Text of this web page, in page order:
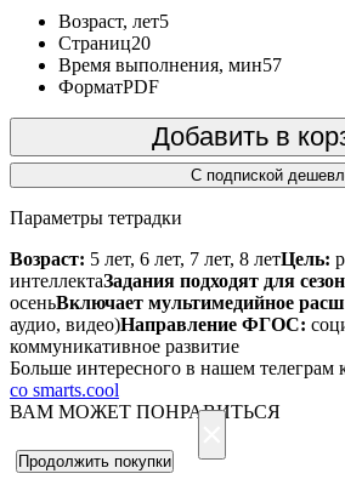
Возраст, лет5
Страниц20
Время выполнения, мин57
ФорматPDF
Добавить в
С подпиской
Параметры тетрадки
Возраст: 5 лет, 6 лет, 7 лет, 8 летЦель:
интеллектаЗадания подходят для
осеньВключает мультимедийное
аудио, видео)Направление ФГОС:
коммуникативное развитие
Больше интересного в нашем телеграм
со smarts.cool
ВАМ МОЖЕТ ПОНРАВИТЬСЯ
Продолжить покупки